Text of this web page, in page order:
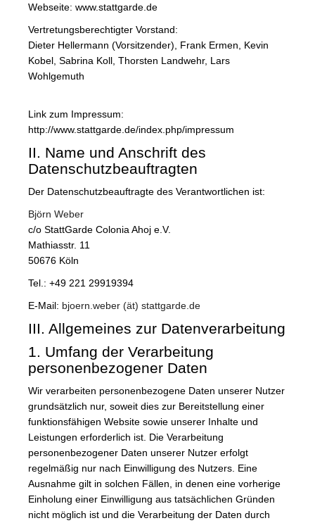
Webseite: www.stattgarde.de
Vertretungsberechtigter Vorstand:
Dieter Hellermann (Vorsitzender), Frank Ermen, Kevin
Kobel, Sabrina Koll, Thorsten Landwehr, Lars
Wohlgemuth
Link zum Impressum:
http://www.stattgarde.de/index.php/impressum
II. Name und Anschrift des
Datenschutzbeauftragten
Der Datenschutzbeauftragte des Verantwortlichen ist:
Björn Weber
c/o StattGarde Colonia Ahoj e.V.
Mathiasstr. 11
50676 Köln
Tel.: +49 221 29919394
E-Mail: bjoern.weber (ät) stattgarde.de
III. Allgemeines zur Datenverarbeitung
1. Umfang der Verarbeitung
personenbezogener Daten
Wir verarbeiten personenbezogene Daten unserer Nutzer
grundsätzlich nur, soweit dies zur Bereitstellung einer
funktionsfähigen Website sowie unserer Inhalte und
Leistungen erforderlich ist. Die Verarbeitung
personenbezogener Daten unserer Nutzer erfolgt
regelmäßig nur nach Einwilligung des Nutzers. Eine
Ausnahme gilt in solchen Fällen, in denen eine vorherige
Einholung einer Einwilligung aus tatsächlichen Gründen
nicht möglich ist und die Verarbeitung der Daten durch